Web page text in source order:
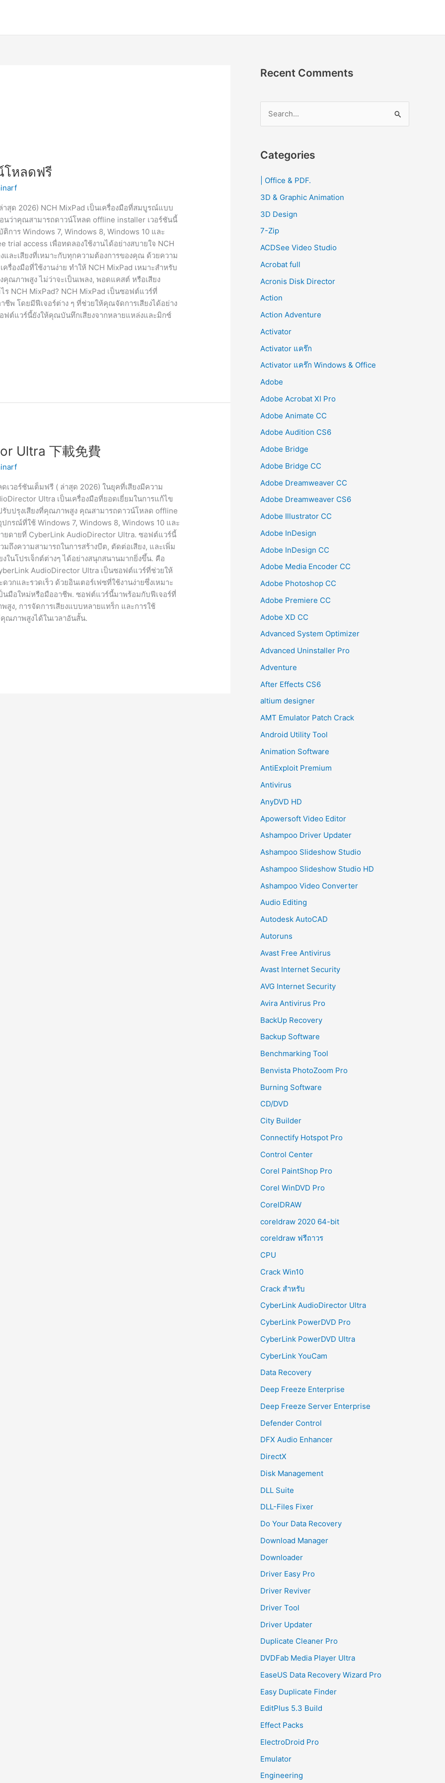
โหลดฟรี
าสุด 2026) NCH MixPad เป็นเครื่องมือที่สมบูรณ์แบบ
นว่าคุณสามารถดาวน์โหลด offline installer เวอร์ชันนี้
การ Windows 7, Windows 8, Windows 10 และ
trial access เพื่อทดลองใช้งานได้อย่างสบายใจ NCH
และเสียงที่เหมาะกับทุกความต้องการของคุณ ด้วยความ
รื่องมือที่ใช้งานง่าย ทำให้ NCH MixPad เหมาะสำหรับ
คุณภาพสูง ไม่ว่าจะเป็นเพลง, พอดแคสต์ หรือเสียง
ร NCH MixPad? NCH MixPad เป็นซอฟต์แวร์ที่
ชีพ โดยมีฟีเจอร์ต่าง ๆ ที่ช่วยให้คุณจัดการเสียงได้อย่าง
ฟต์แวร์นี้ยังให้คุณบันทึกเสียงจากหลายแหล่งและมิกซ์
Ultra 下載免費
วอร์ชันเต็มฟรี ( ล่าสุด 2026) ในยุคที่เสียงมีความ
Ultra เป็นเครื่องมือที่ยอดเยี่ยมในการแก้ไข
รับปรุงเสียงที่คุณภาพสูง คุณสามารถดาวน์โหลด offline
กรณ์ที่ใช้ Windows 7, Windows 8, Windows 10 และ
ยดายที่ CyberLink AudioDirector Ultra. ซอฟต์แวร์นี้
ถึงความสามารถในการสร้างบีต, ตัดต่อเสียง, และเพิ่ม
ในโปรเจ็กต์ต่างๆ ได้อย่างสนุกสนานมากยิ่งขึ้น. คือ
AudioDirector Ultra เป็นซอฟต์แวร์ที่ช่วยให้
กและรวดเร็ว ด้วยอินเตอร์เฟซที่ใช้งานง่ายซึ่งเหมาะ
นมือใหม่หรือมืออาชีพ. ซอฟต์แวร์นี้มาพร้อมกับฟีเจอร์ที่
ง, การจัดการเสียงแบบหลายแทร็ก และการใช้
ณภาพสูงได้ในเวลาอันสั้น.
Recent Comments
r
h
f
o
r
Categories
| Office & PDF.
3D & Graphic Animation
3D Design
7-Zip
ACDSee Video Studio
Acrobat full
Acronis Disk Director
Action
Action Adventure
Activator
Activator แคร๊ก
Activator แคร๊ก Windows & Office
Adobe
Adobe Acrobat XI Pro
Adobe Animate CC
Adobe Audition CS6
Adobe Bridge
Adobe Bridge CC
Adobe Dreamweaver CC
Adobe Dreamweaver CS6
Adobe Illustrator CC
Adobe InDesign
Adobe InDesign CC
Adobe Media Encoder CC
Adobe Photoshop CC
Adobe Premiere CC
Adobe XD CC
Advanced System Optimizer
Advanced Uninstaller Pro
Adventure
After Effects CS6
altium designer
AMT Emulator Patch Crack
Android Utility Tool
Animation Software
AntiExploit Premium
Antivirus
AnyDVD HD
Apowersoft Video Editor
Ashampoo Driver Updater
Ashampoo Slideshow Studio
Ashampoo Slideshow Studio HD
Ashampoo Video Converter
Audio Editing
Autodesk AutoCAD
Autoruns
Avast Free Antivirus
Avast Internet Security
AVG Internet Security
Avira Antivirus Pro
BackUp Recovery
Backup Software
Benchmarking Tool
Benvista PhotoZoom Pro
Burning Software
CD/DVD
City Builder
Connectify Hotspot Pro
Control Center
Corel PaintShop Pro
Corel WinDVD Pro
CorelDRAW
coreldraw 2020 64-bit
coreldraw ฟรีถาวร
CPU
Crack Win10
Crack สำหรับ
CyberLink AudioDirector Ultra
CyberLink PowerDVD Pro
CyberLink PowerDVD Ultra
CyberLink YouCam
Data Recovery
Deep Freeze Enterprise
Deep Freeze Server Enterprise
Defender Control
DFX Audio Enhancer
DirectX
Disk Management
DLL Suite
DLL-Files Fixer
Do Your Data Recovery
Download Manager
Downloader
Driver Easy Pro
Driver Reviver
Driver Tool
Driver Updater
Duplicate Cleaner Pro
DVDFab Media Player Ultra
EaseUS Data Recovery Wizard Pro
Easy Duplicate Finder
EditPlus 5.3 Build
Effect Packs
ElectroDroid Pro
Emulator
Engineering